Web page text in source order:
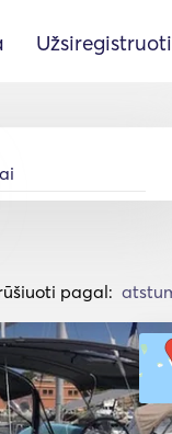
Užsiregistruoti
pagal: